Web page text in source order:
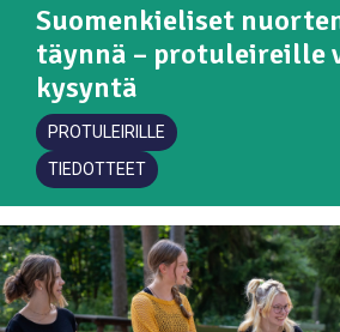
Suomenkieliset
täynnä – protuleireille
kysyntä
PROTULEIRILLE
TIEDOTTEET